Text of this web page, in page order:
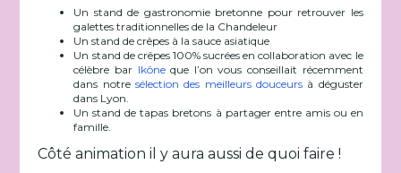
Un stand de gastronomie bretonne pour retrouver les
galettes traditionnelles de la Chandeleur
Un stand de crêpes à la sauce asiatique
Un stand de crêpes 100% sucrées en collaboration avec le
célèbre bar Ikôneque l’on vous conseillait récemment
dans notresélection des meilleurs douceursà déguster
dans Lyon.
Un stand de tapas bretons à partager entre amis ou en
famille.
Côté animation il y aura aussi de quoi faire !